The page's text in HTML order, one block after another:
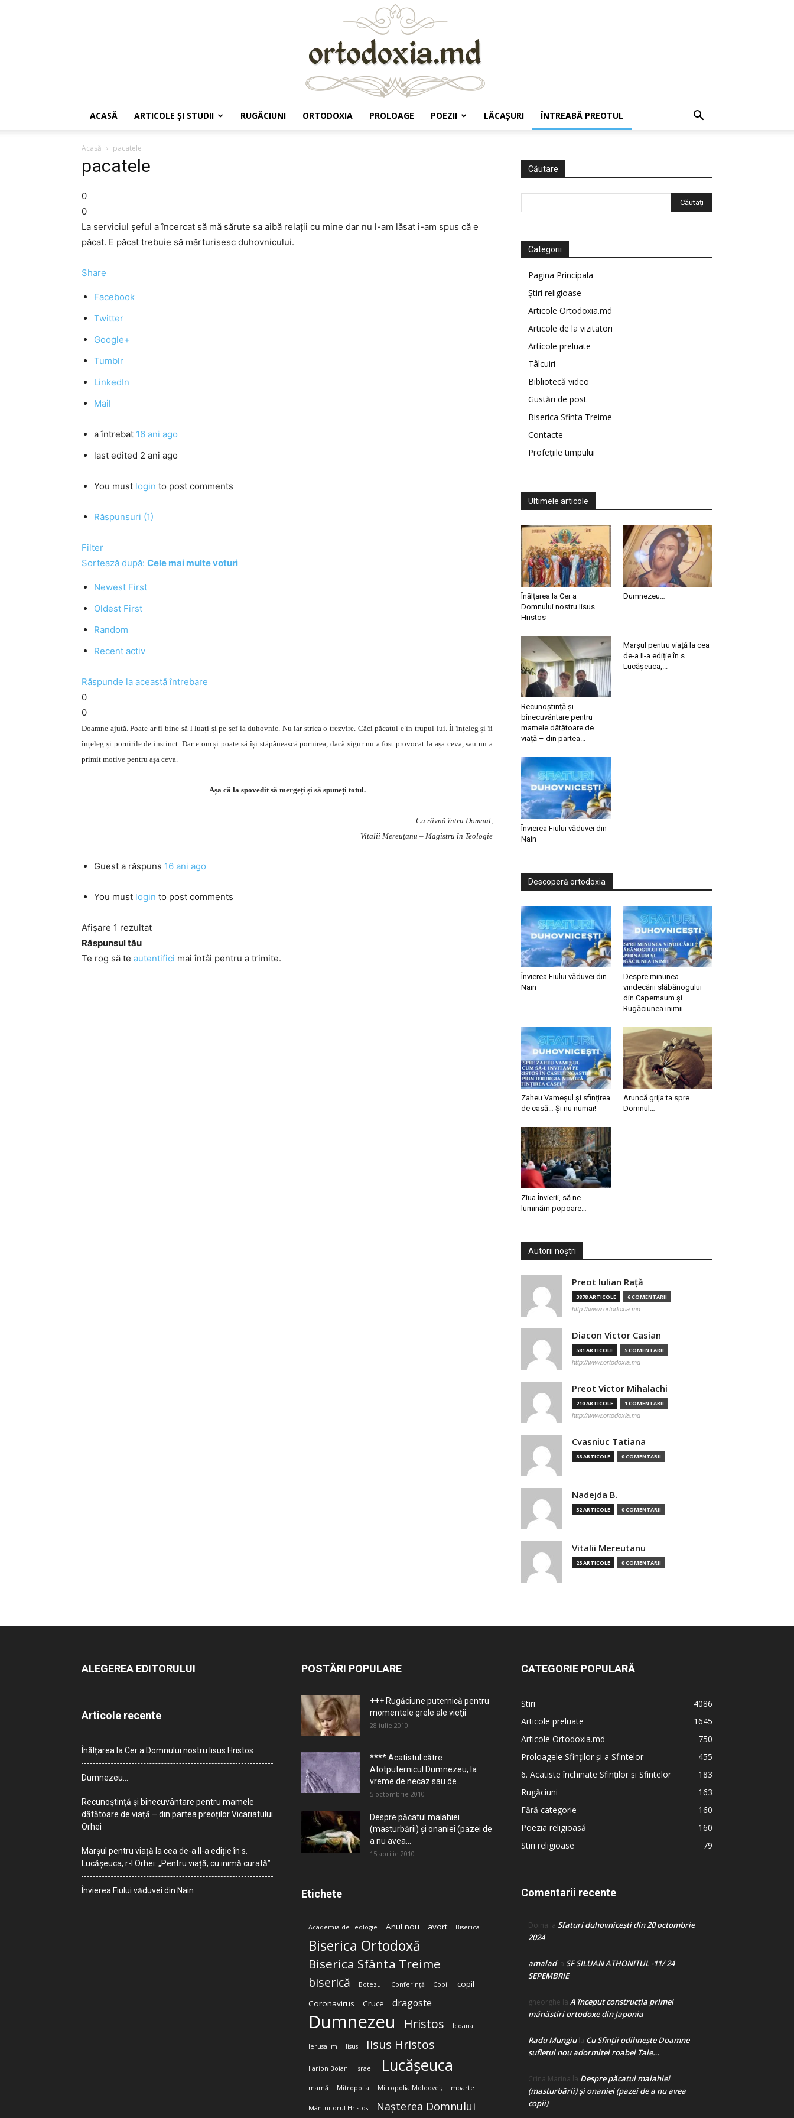
ACASĂ ARTICOLE ŞI STUDII RUGĂCIUNI ORTODOXIA PROLOAGE POEZII LĂCAŞURI ÎNTREABĂ PREOTUL
Acasă pacatele
pacatele
0
0
La serviciul șeful a încercat să mă sărute sa aibă relații cu mine dar nu l-am lăsat i-am spus că e
păcat. E păcat trebuie să mărturisesc duhovnicului.
Share
Facebook
Twitter
Google+
Tumblr
LinkedIn
Mail
a întrebat 16 ani ago
last edited 2 ani ago
You must login to post comments
Răspunsuri (1)
Filter
Sortează după: Cele mai multe voturi
Newest First
Oldest First
Random
Recent activ
Răspunde la această întrebare
0
0
Doamne ajută. Poate ar fi bine să-l luați și pe șef la duhovnic. Nu iar strica o trezvire. Căci păcatul e în trupul lui. Îl înțeleg și îi
înțeleg și pornirile de instinct. Dar e om și poate să își stăpânească pornirea, dacă sigur nu a fost provocat la așa ceva, sau nu a
primit motive pentru așa ceva.
Așa că la spovedit să mergeți și să spuneți totul.
Cu râvnă întru Domnul,
Vitalii Mereuţanu – Magistru în Teologie
Guest a răspuns 16 ani ago
You must login to post comments
Afișare 1 rezultat
Răspunsul tău
Te rog să te autentifici mai întâi pentru a trimite.
Căutare
Categorii
Pagina Principala
Știri religioase
Articole Ortodoxia.md
Articole de la vizitatori
Articole preluate
Tâlcuiri
Bibliotecă video
Gustări de post
Biserica Sfinta Treime
Contacte
Profețiile timpului
Ultimele articole
Înălțarea la Cer a
Domnului nostru Iisus
Hristos
Dumnezeu…
Recunoștință și
binecuvântare pentru
mamele dătătoare de
viață – din partea...
Marșul pentru viață la cea
de-a II-a ediție în s.
Lucășeuca,...
Învierea Fiului văduvei din
Nain
Descoperă ortodoxia
Învierea Fiului văduvei din
Nain
Despre minunea
vindecării slăbănogului
din Capernaum și
Rugăciunea inimii
Zaheu Vameșul și sfințirea
de casă… Și nu numai!
Aruncă grija ta spre
Domnul…
Ziua Învierii, să ne
luminăm popoare…
Autorii noștri
Preot Iulian Raţă
3878 ARTICOLE 6 COMENTARII
http://www.ortodoxia.md
Diacon Victor Casian
581 ARTICOLE 5 COMENTARII
http://www.ortodoxia.md
Preot Victor Mihalachi
210 ARTICOLE 1 COMENTARII
http://www.ortodoxia.md
Cvasniuc Tatiana
88 ARTICOLE 0 COMENTARII
Nadejda B.
32 ARTICOLE 0 COMENTARII
Vitalii Mereutanu
23 ARTICOLE 0 COMENTARII
ALEGEREA EDITORULUI
Articole recente
Înălțarea la Cer a Domnului nostru Iisus Hristos
Dumnezeu…
Recunoștință și binecuvântare pentru mamele
dătătoare de viață – din partea preoților Vicariatului
Orhei
Marșul pentru viață la cea de-a II-a ediție în s.
Lucășeuca, r-l Orhei: „Pentru viață, cu inimă curată”
Învierea Fiului văduvei din Nain
POSTĂRI POPULARE
+++ Rugăciune puternică pentru
momentele grele ale vieţii
28 iulie 2010
**** Acatistul către
Atotputernicul Dumnezeu, la
vreme de necaz sau de...
5 octombrie 2010
Despre păcatul malahiei
(masturbării) şi onaniei (pazei de
a nu avea...
15 aprilie 2010
Etichete
Academia de Teologie Anul nou avort Biserica
Biserica Ortodoxă
Biserica Sfânta Treime
biserică Botezul Conferință Copii
copil
Coronavirus
Cruce dragoste
Dumnezeu Hristos Icoana
Ierusalim Iisus Iisus Hristos
Ilarion Boian Israel Lucășeuca
mamă Mitropolia Mitropolia Moldovei; moarte
Mântuitorul Hristos Nașterea Domnului
CATEGORIE POPULARĂ
Stiri
4086
Articole preluate
1645
Articole Ortodoxia.md
750
Proloagele Sfinților și a Sfintelor
455
6. Acatiste închinate Sfinților și Sfintelor
183
Rugăciuni
163
Fără categorie
160
Poezia religioasă
160
Stiri religioase
79
Comentarii recente
Doina la Sfaturi duhovnicești din 20 octombrie
2024
amaladla SF SILUAN ATHONITUL -11/ 24
SEPEMBRIE
gheorghe la A început construcţia primei
mănăstiri ortodoxe din Japonia
Radu Mungiula Cu Sfinții odihnește Doamne
sufletul nou adormitei roabei Tale…
Crina Marina la Despre păcatul malahiei
(masturbării) şi onaniei (pazei de a nu avea
copii)